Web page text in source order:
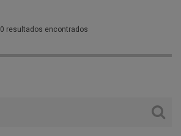
0 resultados encontrados